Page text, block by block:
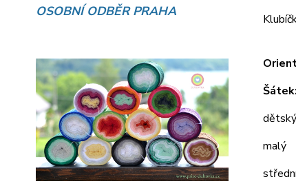
OSOBNÍ ODBĚR PRAHA
Šátek:
malý